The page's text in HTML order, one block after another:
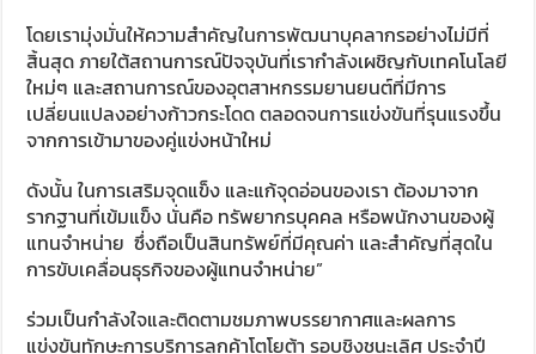
โดยเรามุ่งมั่นให้ความสำคัญในการพัฒนาบุคลากรอย่างไม่มีที่
สิ้นสุด ภายใต้สถานการณ์ปัจจุบันที่เรากำลังเผชิญกับเทคโนโลยี
ใหม่ๆ และสถานการณ์ของอุตสาหกรรมยานยนต์ที่มีการ
เปลี่ยนแปลงอย่างก้าวกระโดด ตลอดจนการแข่งขันที่รุนแรงขึ้น
จากการเข้ามาของคู่แข่งหน้าใหม่
ดังนั้น ในการเสริมจุดแข็ง และแก้จุดอ่อนของเรา ต้องมาจาก
รากฐานที่เข้มแข็ง นั่นคือ ทรัพยากรบุคคล หรือพนักงานของผู้
แทนจำหน่าย ซึ่งถือเป็นสินทรัพย์ที่มีคุณค่า และสำคัญที่สุดใน
การขับเคลื่อนธุรกิจของผู้แทนจำหน่าย”
ร่วมเป็นกำลังใจและติดตามชมภาพบรรยากาศและผลการ
แข่งขันทักษะการบริการลูกค้าโตโยต้า รอบชิงชนะเลิศ ประจำปี